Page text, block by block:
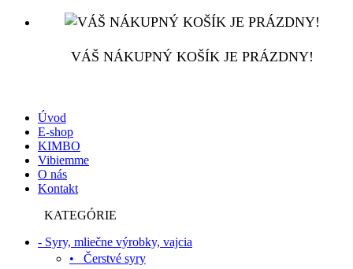
VÁŠ NÁKUPNÝ KOŠÍK JE PRÁZDNY!
Úvod
E-shop
KIMBO
Vibiemme
O nás
Kontakt
KATEGÓRIE
- Syry, mliečne výrobky, vajcia
• Čerstvé syry